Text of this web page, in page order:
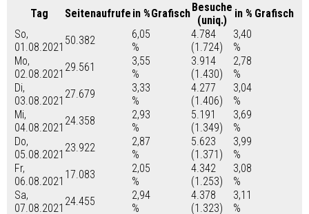
Tag Seitenaufrufe in %GrafischBesuche
(uniq.)
in % Grafisch
So,
01.08.2021
50.382
6,05
%
4.784
(1.724)
3,40
%
Mo,
02.08.2021
29.561
3,55
%
3.914
(1.430)
2,78
%
Di,
03.08.2021
27.679
3,33
%
4.277
(1.406)
3,04
%
Mi,
04.08.2021
24.358
2,93
%
5.191
(1.349)
3,69
%
Do,
05.08.2021
23.922
2,87
%
5.623
(1.371)
3,99
%
Fr,
06.08.2021
17.083
2,05
%
4.342
(1.253)
3,08
%
Sa,
07.08.2021
24.455
2,94
%
4.378
(1.323)
3,11
%